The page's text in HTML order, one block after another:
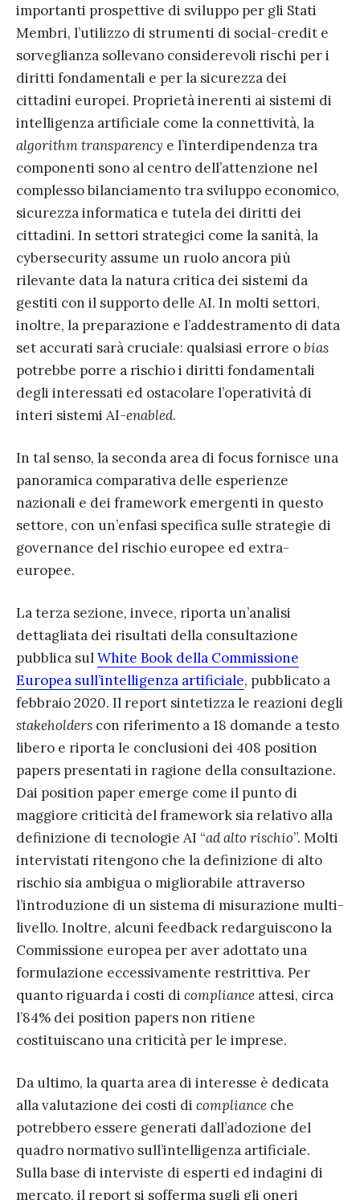
importanti prospettive di sviluppo per gli Stati
Membri, l’utilizzo di strumenti di social-credit e
sorveglianza sollevano considerevoli rischi per i
diritti fondamentali e per la sicurezza dei
cittadini europei. Proprietà inerenti ai sistemi di
intelligenza artificiale come la connettività, la
algorithm transparency e l’interdipendenza tra
componenti sono al centro dell’attenzione nel
complesso bilanciamento tra sviluppo economico,
sicurezza informatica e tutela dei diritti dei
cittadini. In settori strategici come la sanità, la
cybersecurity assume un ruolo ancora più
rilevante data la natura critica dei sistemi da
gestiti con il supporto delle AI. In molti settori,
inoltre, la preparazione e l’addestramento di data
set accurati sarà cruciale: qualsiasi errore obias
potrebbe porre a rischio i diritti fondamentali
degli interessati ed ostacolare l’operatività di
interi sistemi AI-enabled.
In tal senso, la seconda area di focus fornisce una
panoramica comparativa delle esperienze
nazionali e dei framework emergenti in questo
settore, con un’enfasi specifica sulle strategie di
governance del rischio europee ed extra-
europee.
La terza sezione, invece, riporta un’analisi
dettagliata dei risultati della consultazione
pubblica sulWhite Book della Commissione
Europea sull’intelligenza artificiale, pubblicato a
febbraio 2020. Il report sintetizza le reazioni degli
stakeholders con riferimento a 18 domande a testo
libero e riporta le conclusioni dei 408 position
papers presentati in ragione della consultazione.
Dai position paper emerge come il punto di
maggiore criticità del framework sia relativo alla
definizione di tecnologie AI “ad alto rischio”. Molti
intervistati ritengono che la definizione di alto
rischio sia ambigua o migliorabile attraverso
l’introduzione di un sistema di misurazione multi-
livello. Inoltre, alcuni feedback redarguiscono la
Commissione europea per aver adottato una
formulazione eccessivamente restrittiva. Per
quanto riguarda i costi di compliance attesi, circa
l’84% dei position papers non ritiene
costituiscano una criticità per le imprese.
Da ultimo, la quarta area di interesse è dedicata
alla valutazione dei costi di compliance che
potrebbero essere generati dall’adozione del
quadro normativo sull’intelligenza artificiale.
Sulla base di interviste di esperti ed indagini di
mercato, il report si sofferma sugli gli oneri